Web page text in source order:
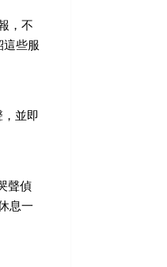
，不
這些服
並即
聲偵
息一